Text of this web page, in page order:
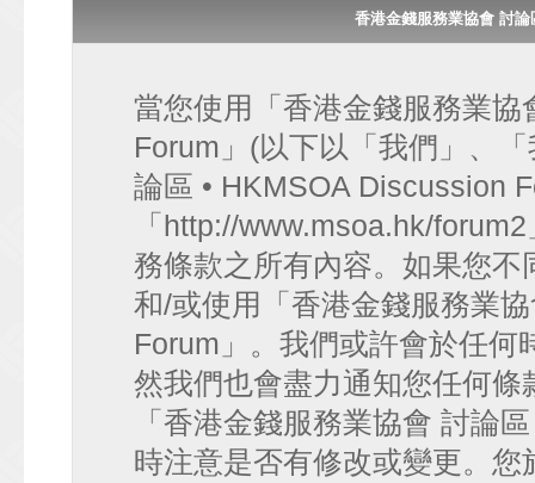
香港金錢服務業協會 討
當您使用「香港金錢服務業
Forum」(以下以「我們」、
論區 • HKMSOA Discussion
「http://www.msoa.hk/
務條款之所有內容。如果您
和/或使用「香港金錢服務業
Forum」。我們或許會於任何
然我們也會盡力通知您任何
「香港金錢服務業協會 討論
時注意是否有修改或變更。